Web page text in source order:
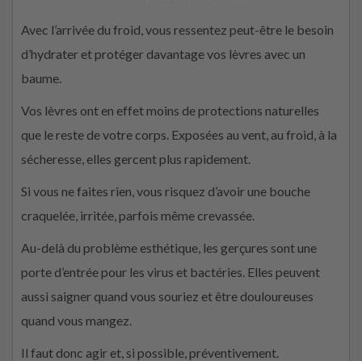
Avec l’arrivée du froid, vous ressentez peut-être le besoin
d’hydrater et protéger davantage vos lèvres avec un
baume.
Vos lèvres ont en effet moins de protections naturelles
que le reste de votre corps. Exposées au vent, au froid, à la
sécheresse, elles gercent plus rapidement.
Si vous ne faites rien, vous risquez d’avoir une bouche
craquelée, irritée, parfois même crevassée.
Au-delà du problème esthétique, les gerçures sont une
porte d’entrée pour les virus et bactéries. Elles peuvent
aussi saigner quand vous souriez et être douloureuses
quand vous mangez.
Il faut donc agir et, si possible, préventivement.